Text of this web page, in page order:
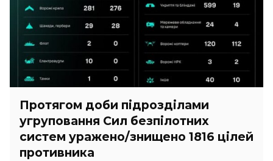
Протягом доби підрозділами
угруповання Сил безпілотних
систем уражено/знищено 1816 цілей
противника